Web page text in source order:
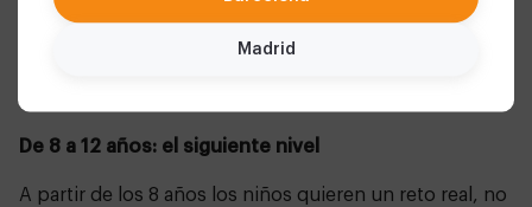
Madrid
De 8 a 12 años: el siguiente nivel
A partir de los 8 años los niños quieren un reto real, no